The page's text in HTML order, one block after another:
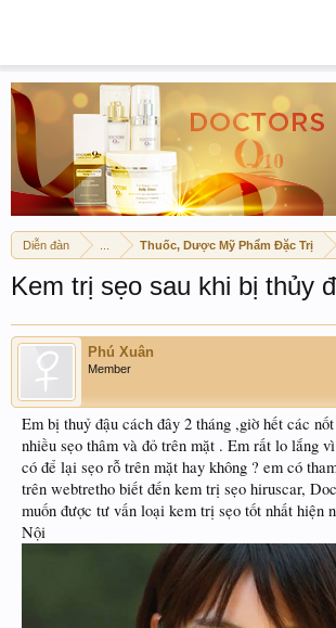
Diễn đàn Thuốc, Dược Mỹ Phẩm Đặc Trị
Kem trị sẹo sau khi bị thủy
Phú Xuân
Member
Em bị thuỷ đậu cách đây 2 tháng ,giờ hết các
nhiều sẹo thâm và đỏ trên mặt . Em rất lo lắng
có để lại sẹo rỗ trên mặt hay không ? em có
trên webtretho biết đến kem trị sẹo hiruscar,
muốn được tư vấn loại kem trị sẹo tốt nhất hiện
Nội